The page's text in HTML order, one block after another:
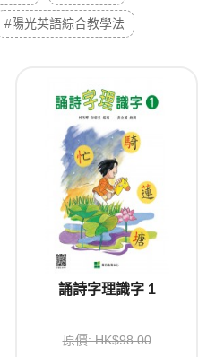
#陽光英語綜合教學法
誦詩字理識字 1
原價: HK$98.00